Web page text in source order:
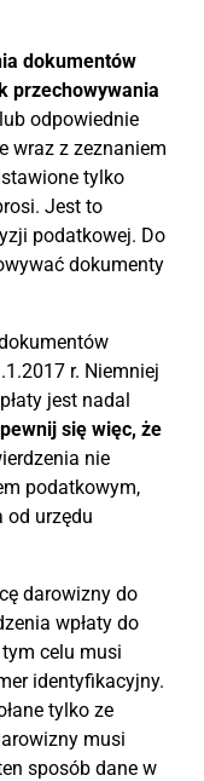
dokumentów
przechowywania
odpowiednie
wraz z zeznaniem
tylko
Jest to
podatkowej. Do
dokumenty
r. Niemniej
jest nadal
się więc, że
nie
podatkowym,
od urzędu
darowizny do
wpłaty do
celu musi
identyfikacyjny.
tylko ze
musi
sposób dane w